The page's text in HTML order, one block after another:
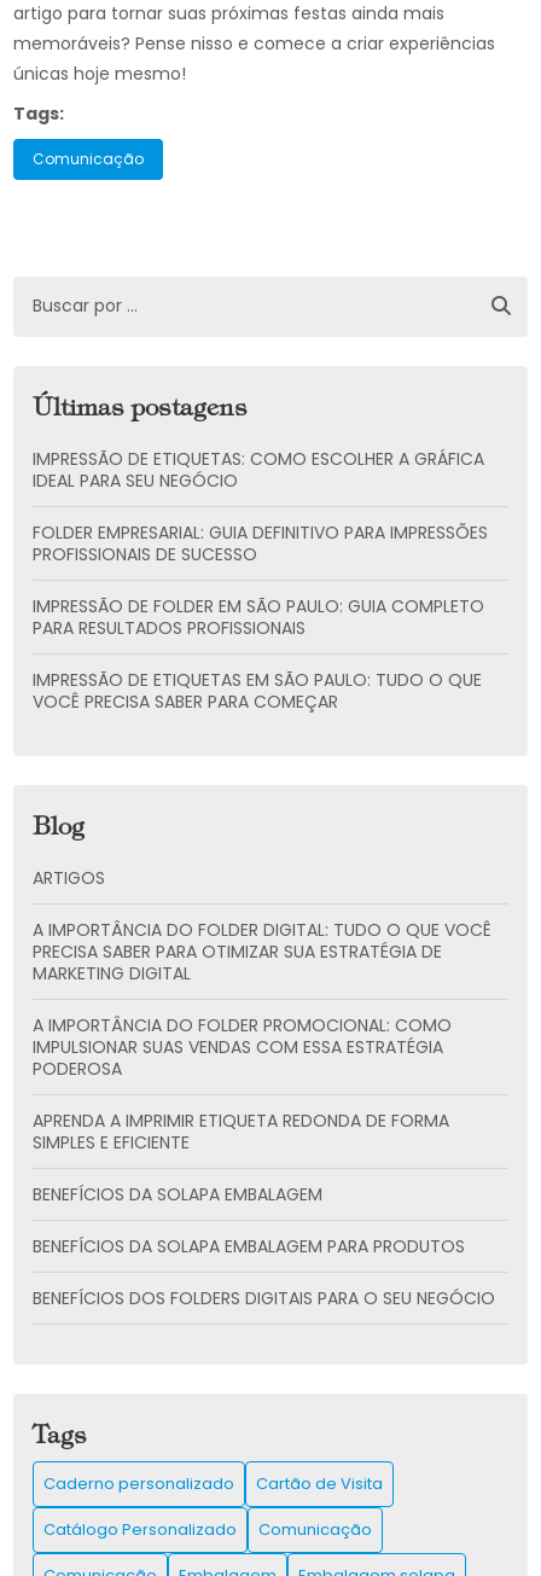
artigo para tornar suas próximas festas ainda mais
memoráveis? Pense nisso e comece a criar experiências
únicas hoje mesmo!
Tags:
Comunicação
Últimas postagens
IMPRESSÃO DE ETIQUETAS: COMO ESCOLHER A GRÁFICA
IDEAL PARA SEU NEGÓCIO
FOLDER EMPRESARIAL: GUIA DEFINITIVO PARA IMPRESSÕES
PROFISSIONAIS DE SUCESSO
IMPRESSÃO DE FOLDER EM SÃO PAULO: GUIA COMPLETO
PARA RESULTADOS PROFISSIONAIS
IMPRESSÃO DE ETIQUETAS EM SÃO PAULO: TUDO O QUE
VOCÊ PRECISA SABER PARA COMEÇAR
Blog
ARTIGOS
A IMPORTÂNCIA DO FOLDER DIGITAL: TUDO O QUE VOCÊ
PRECISA SABER PARA OTIMIZAR SUA ESTRATÉGIA DE
MARKETING DIGITAL
A IMPORTÂNCIA DO FOLDER PROMOCIONAL: COMO
IMPULSIONAR SUAS VENDAS COM ESSA ESTRATÉGIA
PODEROSA
APRENDA A IMPRIMIR ETIQUETA REDONDA DE FORMA
SIMPLES E EFICIENTE
BENEFÍCIOS DA SOLAPA EMBALAGEM
BENEFÍCIOS DA SOLAPA EMBALAGEM PARA PRODUTOS
BENEFÍCIOS DOS FOLDERS DIGITAIS PARA O SEU NEGÓCIO
CARTÃO DE VISITA: COMO CRIAR E UTILIZAR PARA
IMPULSIONAR SUA REDE DE CONTATOS
CARTÃO DE VISITA: COMO CRIAR O SEU E IMPRESSIONAR
CLIENTES
CATÁLOGO IMPRESSO É A CHAVE PARA IMPULSIONAR SUAS
Tags
Caderno personalizado
Cartão de Visita
Catálogo Personalizado
Comunicação